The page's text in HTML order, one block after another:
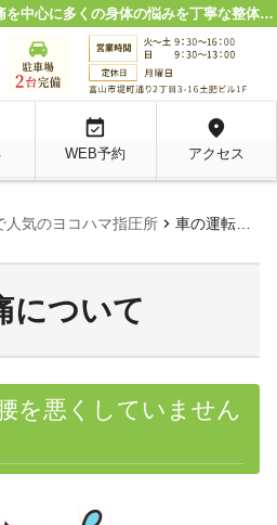
富山市西町駅から徒歩７分！腰痛を中心に多くの身体の悩みを丁寧な整体施術で解決。
event_available
WEB予約
location_on
アクセス
人気のヨコハマ指圧所 chevron_right 車の運転腰痛について
について
を悪くしていません